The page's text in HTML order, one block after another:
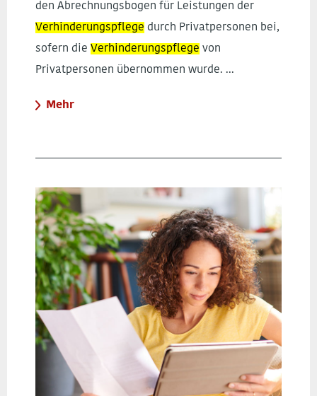
den Abrechnungsbogen für Leistungen der
Verhinderungspflege durch Privatpersonen bei,
sofern die Verhinderungspflege von
Privatpersonen übernommen wurde. ...
Mehr